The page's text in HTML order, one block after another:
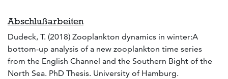
Abschlußarbeiten
Dudeck, T. (2018) Zooplankton dynamics in winter:A
bottom-up analysis of a new zooplankton time series
from the English Channel and the Southern Bight of the
North Sea. PhD Thesis. University of Hamburg.